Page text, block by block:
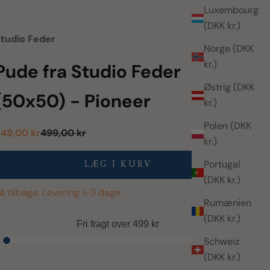
Luxembourg
(DKK kr.)
Norge (DKK
kr.)
Østrig (DKK
kr.)
Polen (DKK
kr.)
Portugal
(DKK kr.)
Rumænien
(DKK kr.)
Schweiz
(DKK kr.)
Feder
fra Studio Feder
- Pioneer
krNormalpris
499,00 kr
LÆG I KURV
tilbage. Levering 1-3 dage
Fri fragt over 499 kr